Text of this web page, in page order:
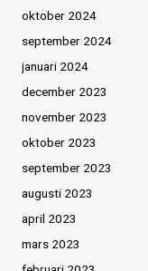
oktober 2024
september 2024
januari 2024
december 2023
november 2023
oktober 2023
september 2023
augusti 2023
april 2023
mars 2023